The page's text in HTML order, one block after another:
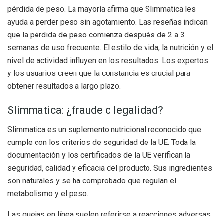
pérdida de peso. La mayoría afirma que Slimmatica les
ayuda a perder peso sin agotamiento. Las reseñas indican
que la pérdida de peso comienza después de 2 a 3
semanas de uso frecuente. El estilo de vida, la nutrición y el
nivel de actividad influyen en los resultados. Los expertos
y los usuarios creen que la constancia es crucial para
obtener resultados a largo plazo.
Slimmatica: ¿fraude o legalidad?
Slimmatica es un suplemento nutricional reconocido que
cumple con los criterios de seguridad de la UE. Toda la
documentación y los certificados de la UE verifican la
seguridad, calidad y eficacia del producto. Sus ingredientes
son naturales y se ha comprobado que regulan el
metabolismo y el peso.